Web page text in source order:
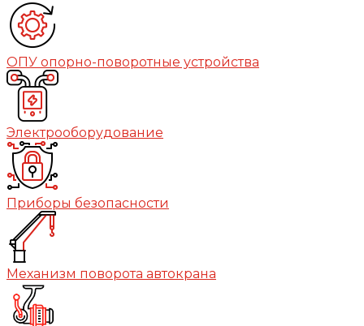
ОПУ опорно-поворотные устройства
Электрооборудование
Приборы безопасности
Механизм поворота автокрана